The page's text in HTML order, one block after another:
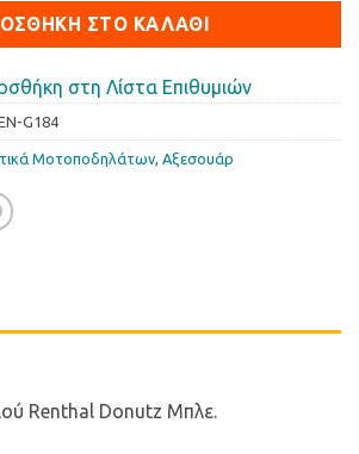
ΣΤΟ ΚΑΛΆΘΙ
στη Λίστα Επιθυμιών
G184
Μοτοποδηλάτων, Αξεσουάρ
Renthal Donutz Μπλε.